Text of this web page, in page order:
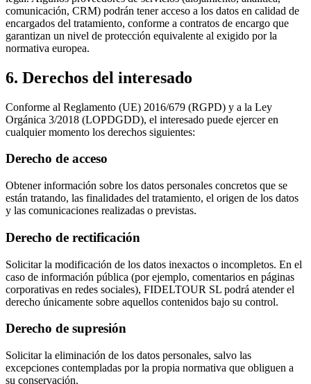
comunicación, CRM) podrán tener acceso a los datos en calidad de
encargados del tratamiento, conforme a contratos de encargo que
garantizan un nivel de protección equivalente al exigido por la
normativa europea.
6. Derechos del interesado
Conforme al Reglamento (UE) 2016/679 (RGPD) y a la Ley
Orgánica 3/2018 (LOPDGDD), el interesado puede ejercer en
cualquier momento los derechos siguientes:
Derecho de acceso
Obtener información sobre los datos personales concretos que se
están tratando, las finalidades del tratamiento, el origen de los datos
y las comunicaciones realizadas o previstas.
Derecho de rectificación
Solicitar la modificación de los datos inexactos o incompletos. En el
caso de información pública (por ejemplo, comentarios en páginas
corporativas en redes sociales), FIDELTOUR SL podrá atender el
derecho únicamente sobre aquellos contenidos bajo su control.
Derecho de supresión
Solicitar la eliminación de los datos personales, salvo las
excepciones contempladas por la propia normativa que obliguen a
su conservación.